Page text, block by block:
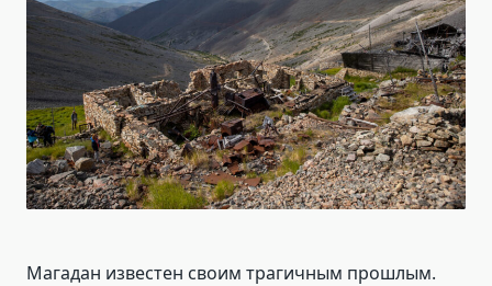
Магадан известен своим трагичным прошлым.